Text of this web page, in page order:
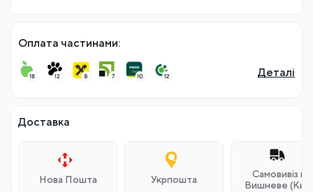
Оплата частинами:
Деталі
Доставка
Нова Пошта Укрпошта
Самовивіз м.
Вишневе